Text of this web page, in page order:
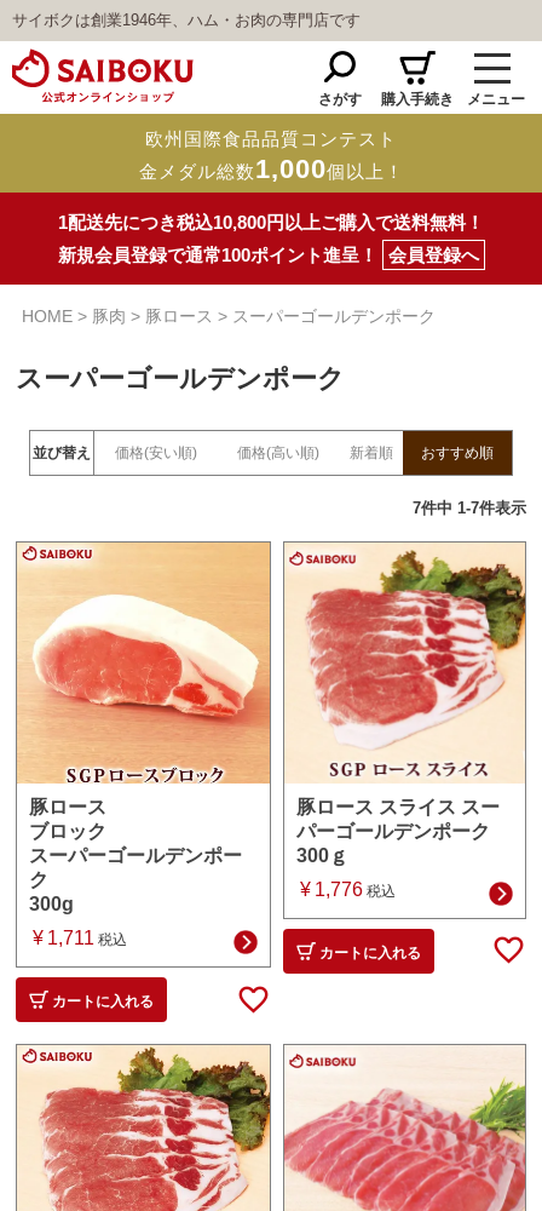
サイボクは創業1946年、ハム・お肉の専門店です
さがす 購入手続き メニュー
欧州国際食品品質コンテスト
金メダル総数1,000個以上！
1配送先につき税込10,800円以上ご購入で送料無料！
新規会員登録で通常100ポイント進呈！
会員登録へ
HOME 豚肉 豚ロース スーパーゴールデンポーク
スーパーゴールデンポーク
並び替え 価格(安い順) 価格(高い順) 新着順 おすすめ順
7件中 1-7件表示
豚ロース
ブロック
スーパーゴールデンポー
ク
300g
¥ 1,711 税込
カートに入れる
豚ロース スライス スー
パーゴールデンポーク
300ｇ
¥ 1,776 税込
カートに入れる